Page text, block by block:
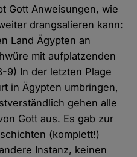
Gott Anweisungen, wie
drangsalieren kann:
Land Ägypten an
mit aufplatzenden
9) In der letzten Plage
in Ägypten umbringen,
gehen alle
Gott aus. Es gab zur
(komplett!)
Instanz, keinen